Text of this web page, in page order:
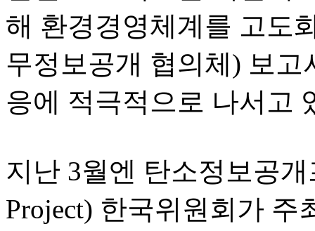
해 환경경영체계를 고도
무정보공개 협의체) 보
응에 적극적으로 나서고
지난 3월엔 탄소정보공개
Project) 한국위원회가 주